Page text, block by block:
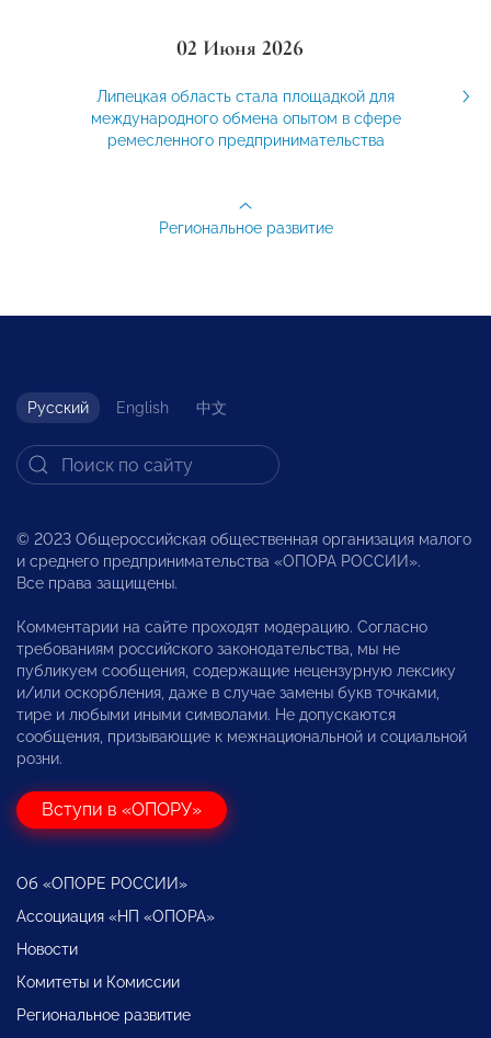
02 Июня 2026
Липецкая область стала площадкой для
международного обмена опытом в сфере
ремесленного предпринимательства
Региональное развитие
Русский English 中文
© 2023 Общероссийская общественная организация малого
и среднего предпринимательства «ОПОРА РОССИИ».
Все права защищены.
Комментарии на сайте проходят модерацию. Согласно
требованиям российского законодательства, мы не
публикуем сообщения, содержащие нецензурную лексику
и/или оскорбления, даже в случае замены букв точками,
тире и любыми иными символами. Не допускаются
сообщения, призывающие к межнациональной и социальной
розни.
Вступи в «ОПОРУ»
Об «ОПОРЕ РОССИИ»
Ассоциация «НП «ОПОРА»
Новости
Комитеты и Комиссии
Региональное развитие